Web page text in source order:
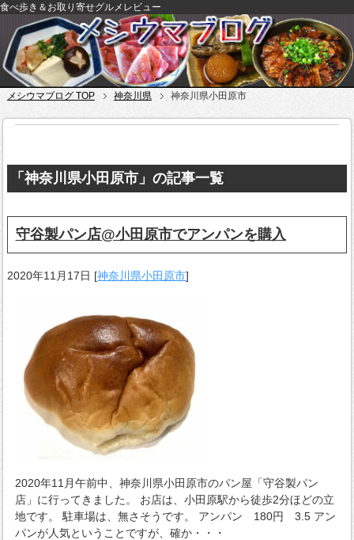
食べ歩き＆お取り寄せグルメレビュー
メシウマブログ TOP 神奈川県 神奈川県小田原市
「神奈川県小田原市」の記事一覧
守谷製パン店@小田原市でアンパンを購入
2020年11月17日 [神奈川県小田原市]
2020年11月午前中、神奈川県小田原市のパン屋「守谷製パン
店」に行ってきました。 お店は、小田原駅から徒歩2分ほどの立
地です。 駐車場は、無さそうです。 アンパン 180円 3.5 アン
パンが人気ということですが、確か・・・